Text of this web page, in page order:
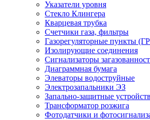
Указатели уровня
Стекло Клингера
Кварцевая трубка
Счетчики газа, фильтры
Газорегуляторные пункты
Изолирующие соединения
Сигнализаторы
Диаграммная бумага
Элеваторы водоструйные
Электрозапальники ЭЗ
Запально-защитные
Трансформатор розжига
Фотодатчики и